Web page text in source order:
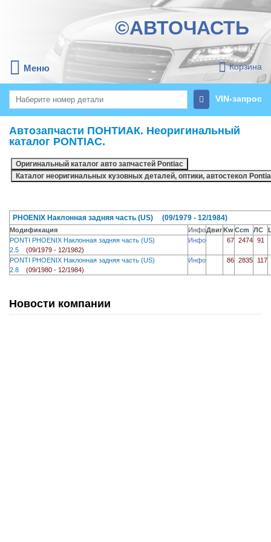
©АВТОЧАСТЬ
Меню Корзина
VIN-запрос
Автозапчасти ПОНТИАК. Неоригинальный
каталог PONTIAC.
PHOENIX Наклонная задняя часть (US) (09/1979 - 12/1984)
Модификация ИнфоДвигKwCcm ЛС
PONTI PHOENIX Наклонная задняя часть (US)
2.5 (09/1979 - 12/1982)
Инфо 67 2474 91
PONTI PHOENIX Наклонная задняя часть (US)
2.8 (09/1980 - 12/1984)
Инфо 86 2835 117
Новости компании